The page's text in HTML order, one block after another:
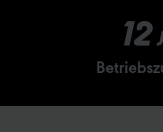
12